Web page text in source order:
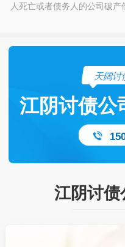
人死亡或者债务人的公司破产
天阔讨
江阴讨债公
江阴讨债